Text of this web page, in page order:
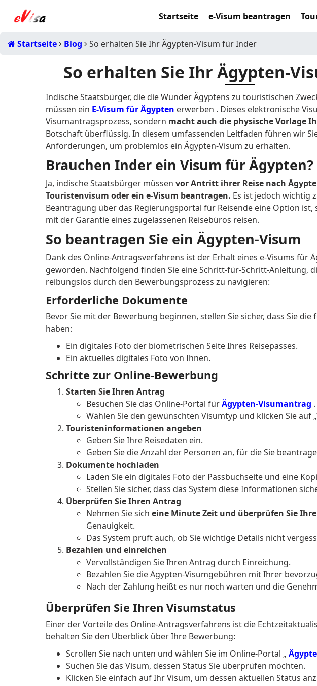
Startseite e-Visum beantragen
Startseite Blog So erhalten Sie Ihr Ägypten-Visum für Inder
So erhalten Sie Ihr Ägypten-
Indische Staatsbürger, die die Wunder Ägyptens zu touristischen
müssen ein E-Visum für Ägypten erwerben . Dieses elektronische
Visumantragsprozess, sondern macht auch die physische Vorlage
Botschaft überflüssig. In diesem umfassenden Leitfaden führen wir
Anforderungen, um problemlos ein Ägypten-Visum zu erhalten.
Brauchen Inder ein Visum für Ägypten?
Ja, indische Staatsbürger müssen vor Antritt ihrer Reise nach
Touristenvisum oder ein e-Visum beantragen. Es ist jedoch wichtig
Beantragung über das Regierungsportal für Reisende eine Option ist,
mit der Garantie eines zugelassenen Reisebüros reisen.
So beantragen Sie ein Ägypten-Visum
Dank des Online-Antragsverfahrens ist der Erhalt eines e-Visums für
geworden. Nachfolgend finden Sie eine Schritt-für-Schritt-Anleitung,
reibungslos durch den Bewerbungsprozess zu navigieren:
Erforderliche Dokumente
Bevor Sie mit der Bewerbung beginnen, stellen Sie sicher, dass Sie
haben:
Ein digitales Foto der biometrischen Seite Ihres Reisepasses.
Ein aktuelles digitales Foto von Ihnen.
Schritte zur Online-Bewerbung
Starten Sie Ihren Antrag
Besuchen Sie das Online-Portal fürÄgypten-Visumantrag .
Wählen Sie den gewünschten Visumtyp und klicken Sie auf
Touristeninformationen angeben
Geben Sie Ihre Reisedaten ein.
Geben Sie die Anzahl der Personen an, für die Sie
Dokumente hochladen
Laden Sie ein digitales Foto der Passbuchseite und eine
Stellen Sie sicher, dass das System diese Informationen
Überprüfen Sie Ihren Antrag
Nehmen Sie sich eine Minute Zeit und überprüfen Sie
Genauigkeit.
Das System prüft auch, ob Sie wichtige Details nicht
Bezahlen und einreichen
Vervollständigen Sie Ihren Antrag durch Einreichung.
Bezahlen Sie die Ägypten-Visumgebühren mit Ihrer
Nach der Zahlung heißt es nur noch warten und die
Überprüfen Sie Ihren Visumstatus
Einer der Vorteile des Online-Antragsverfahrens ist die
behalten Sie den Überblick über Ihre Bewerbung:
Scrollen Sie nach unten und wählen Sie im Online-Portal „
Suchen Sie das Visum, dessen Status Sie überprüfen möchten.
Klicken Sie einfach auf Ihr Visum, um dessen aktuellen Status